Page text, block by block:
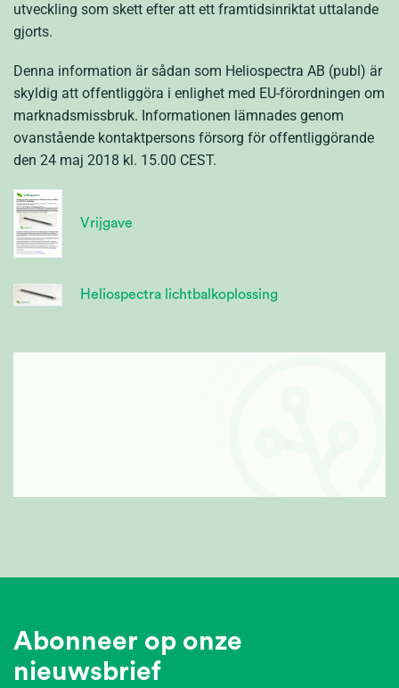
utveckling som skett efter att ett framtidsinriktat uttalande
gjorts.
Denna information är sådan som Heliospectra AB (publ) är
skyldig att offentliggöra i enlighet med EU-förordningen om
marknadsmissbruk. Informationen lämnades genom
ovanstående kontaktpersons försorg för offentliggörande
den 24 maj 2018 kl. 15.00 CEST.
Vrijgave
Heliospectra lichtbalkoplossing
Abonneer op onze
nieuwsbrief